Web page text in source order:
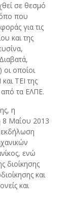
σε θεσμό
που
για τις
και της
οποίοι
ΤΕΙ της
τα ΕΛΠΕ.
η
8 Μαΐου 2013
εκδήλωση
ενώ
διοίκησης
και
και